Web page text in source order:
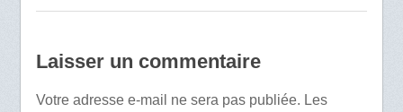
Laisser un commentaire
Votre adresse e-mail ne sera pas publiée. Les